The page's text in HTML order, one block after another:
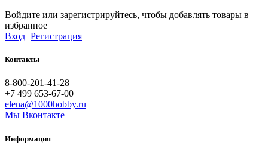
Войдите или зарегистрируйтесь, чтобы добавлять товары в
избранное
Вход Регистрация
Контакты
8-800-201-41-28
+7 499 653-67-00
elena@1000hobby.ru
Мы Вконтакте
Информация